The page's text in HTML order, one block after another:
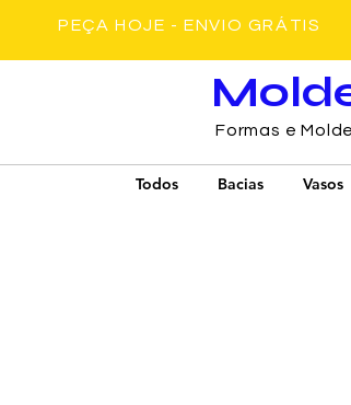
PEÇA HOJE - ENVIO GRÁTIS
Todos Bacias Vasos
Formas e